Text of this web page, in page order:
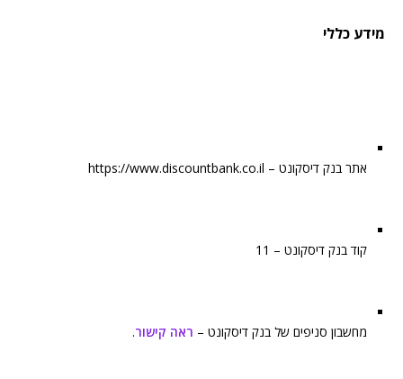
מידע כללי
אתר בנק דיסקונט – https://www.discountbank.co.il
קוד בנק דיסקונט – 11
מחשבון סניפים של בנק דיסקונט – ראה קישור.